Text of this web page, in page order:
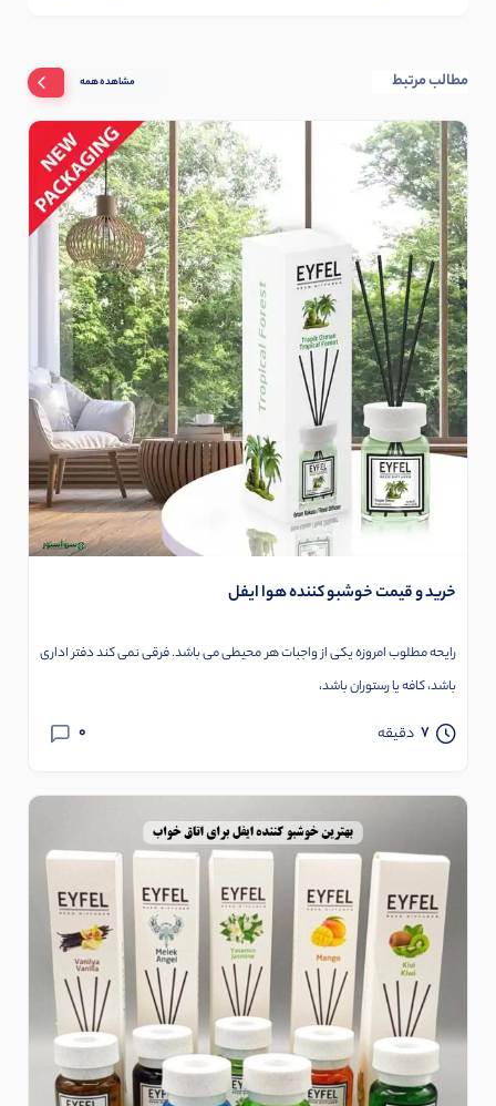
مطالب مرتبط مشاهده همه
خرید و قیمت خوشبو کننده هوا ایفل
رایحه مطلوب امروزه یکی از واجبات هر محیطی می باشد. فرقی نمی کند دفتر اداری
باشد، کافه یا رستوران باشد،
7 دقیقه 0